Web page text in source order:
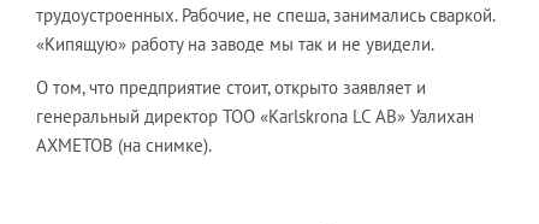
трудоустроенных. Рабочие, не спеша, занимались сваркой.
«Кипящую» работу на заводе мы так и не увидели.
О том, что предприятие стоит, открыто заявляет и
генеральный директор ТОО «Karlskrona LC AB» Уалихан
АХМЕТОВ (на снимке).